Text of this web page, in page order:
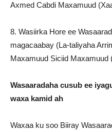
Axmed Cabdi Maxamuud
8. Wasiirka Hore ee
magacaabay (La-taliyaha
Maxamuud Siciid Maxamuud
Wasaaradaha cusub ee
waxa kamid ah
Waxaa ku soo Biiray